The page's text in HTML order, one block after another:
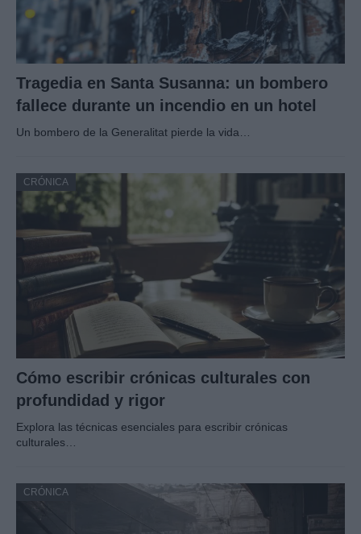
Tragedia en Santa Susanna: un bombero
fallece durante un incendio en un hotel
Un bombero de la Generalitat pierde la vida…
CRÓNICA
Cómo escribir crónicas culturales con
profundidad y rigor
Explora las técnicas esenciales para escribir crónicas
culturales…
CRÓNICA